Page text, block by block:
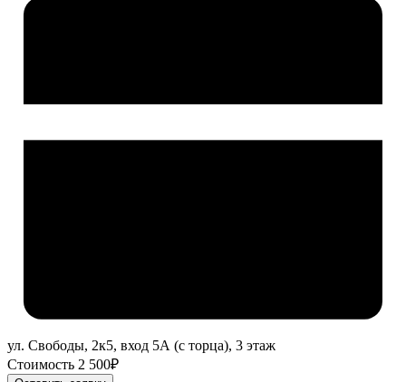
ул. Свободы, 2к5, вход 5А (с торца), 3 этаж
Стоимость 2 500₽